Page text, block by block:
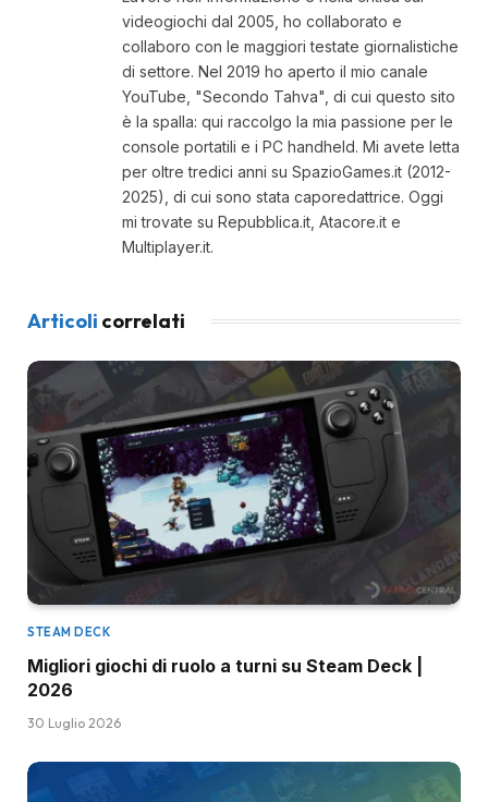
videogiochi dal 2005, ho collaborato e
collaboro con le maggiori testate giornalistiche
di settore. Nel 2019 ho aperto il mio canale
YouTube, "Secondo Tahva", di cui questo sito
è la spalla: qui raccolgo la mia passione per le
console portatili e i PC handheld. Mi avete letta
per oltre tredici anni su SpazioGames.it (2012-
2025), di cui sono stata caporedattrice. Oggi
mi trovate su Repubblica.it, Atacore.it e
Multiplayer.it.
Articoli correlati
STEAM DECK
Migliori giochi di ruolo a turni su Steam Deck |
2026
30 Luglio 2026